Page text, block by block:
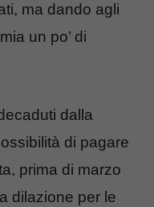
ma dando agli
un po’ di
dalla
di pagare
prima di marzo
dilazione per le